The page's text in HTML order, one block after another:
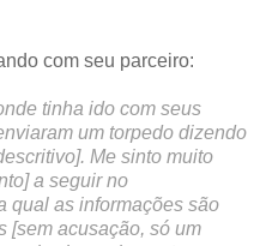
com seu parceiro:
tinha ido com seus
um torpedo dizendo
Me sinto muito
a seguir no
qual as informações são
[sem acusação, só um